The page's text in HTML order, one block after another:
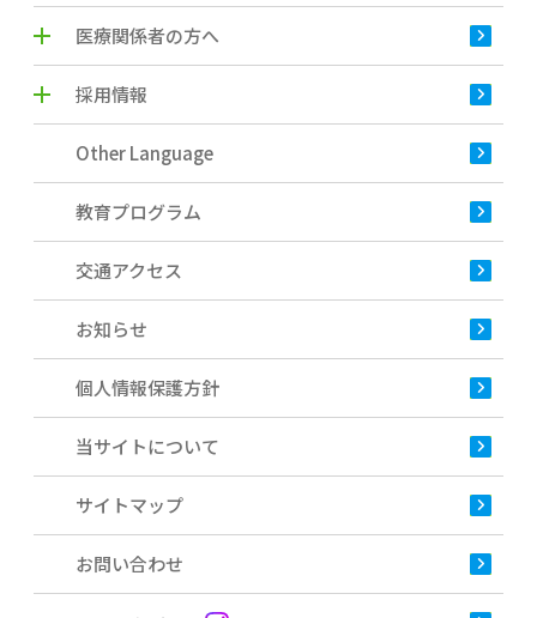
医療関係者の方へ
採用情報
Other Language
教育プログラム
交通アクセス
お知らせ
個人情報保護方針
当サイトについて
サイトマップ
お問い合わせ